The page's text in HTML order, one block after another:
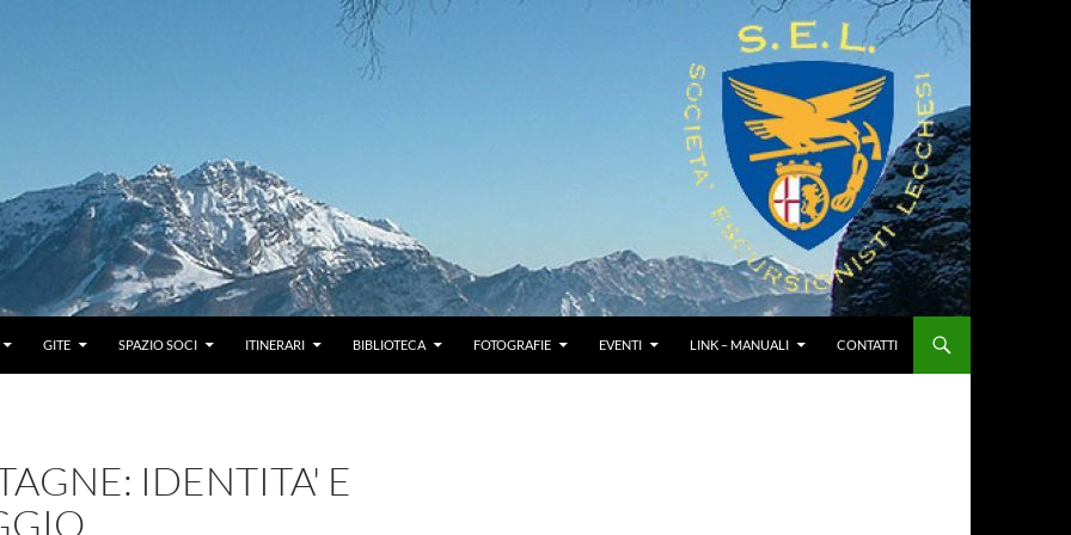
GITE SPAZIO SOCI ITINERARI BIBLIOTECA FOTOGRAFIE EVENTI LINK – MANUALI CONTATTI
IDENTITA' E